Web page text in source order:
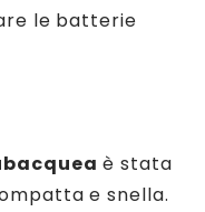
le batterie
è stata
e snella.